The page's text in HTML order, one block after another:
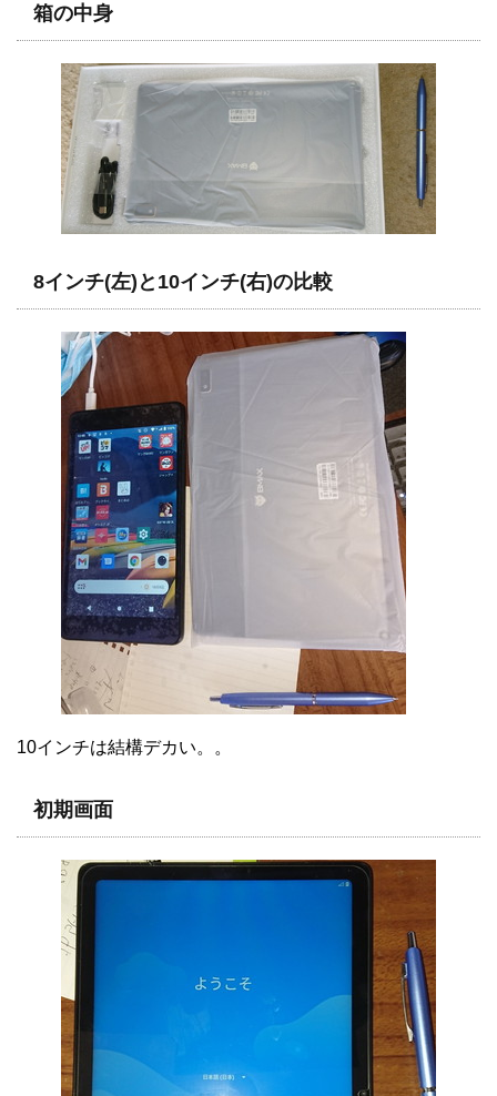
箱の中身
8インチ(左)と10インチ(右)の比較
10インチは結構デカい。。
初期画面